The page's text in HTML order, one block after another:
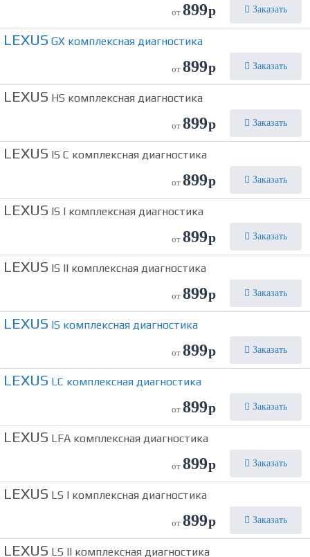
от 899р Заказать
LEXUS GX комплексная диагностика
от 899р Заказать
LEXUS HS комплексная диагностика
от 899р Заказать
LEXUS IS C комплексная диагностика
от 899р Заказать
LEXUS IS I комплексная диагностика
от 899р Заказать
LEXUS IS II комплексная диагностика
от 899р Заказать
LEXUS IS комплексная диагностика
от 899р Заказать
LEXUS LC комплексная диагностика
от 899р Заказать
LEXUS LFA комплексная диагностика
от 899р Заказать
LEXUS LS I комплексная диагностика
от 899р Заказать
LEXUS LS II комплексная диагностика